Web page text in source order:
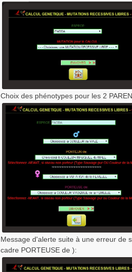
Choix des phénotypes pour les 2
Message d'alerte suite à une erreur de
cadre PORTEUSE de ):